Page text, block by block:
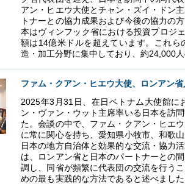
アン・ヒエウ大使とチャン・ズイ・ドン
トナーとの協力成果および今後の協力の
本はヴィンフック省における投資プロジ
額は14億米ドルを超えています。これ
造・加工分野に集中しており、約24,000人
ファム・クアン・ヒエウ大使、ロンアン
2025年3月31日、在日ベトナム大使館に
ン・ヴァン・ウット主席率いる日本を訪
た。会談の中で、ファム・クアン・ヒエ
に常に関心を持ち、愛知県小牧市、和歌
日本の地方自治体と効果的な交流・協力
は、ロンアン省と日本のパートナーとの
調し、同省が頻繁に代表団の交流を行う
めの最も実践的な方法であると述べまし